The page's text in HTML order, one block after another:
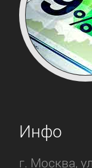
Инфо
г. Москва,